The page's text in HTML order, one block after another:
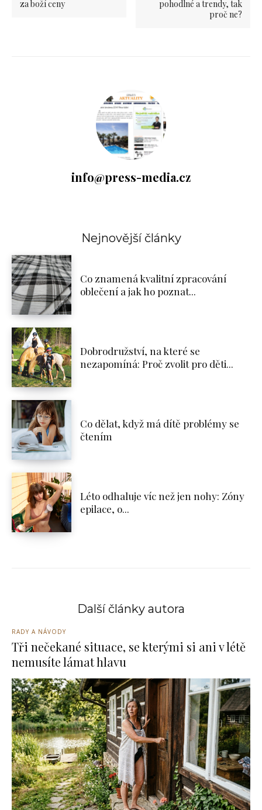
za boží ceny
pohodlné a trendy, tak
proč ne?
info@press-media.cz
Nejnovější články
Co znamená kvalitní zpracování
oblečení a jak ho poznat...
Dobrodružství, na které se
nezapomíná: Proč zvolit pro děti...
Co dělat, když má dítě problémy se
čtením
Léto odhaluje víc než jen nohy: Zóny
epilace, o...
Další články autora
RADY A NÁVODY
Tři nečekané situace, se kterými si ani v létě
nemusíte lámat hlavu